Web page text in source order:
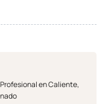
en Caliente,